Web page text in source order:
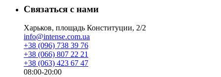
Связаться с нами
Харьков, площадь Конституции, 2/2
info@intense.com.ua
+38 (096) 738 39 76
+38 (066) 807 22 21
+38 (063) 423 67 47
08:00-20:00